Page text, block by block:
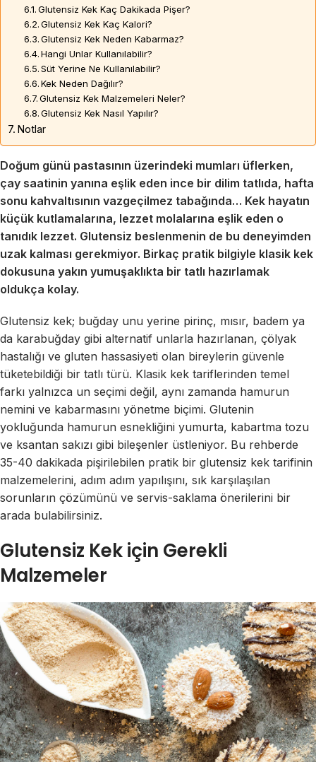
Glutensiz Kek Kaç Dakikada Pişer?
Glutensiz Kek Kaç Kalori?
Glutensiz Kek Neden Kabarmaz?
Hangi Unlar Kullanılabilir?
Süt Yerine Ne Kullanılabilir?
Kek Neden Dağılır?
Glutensiz Kek Malzemeleri Neler?
Glutensiz Kek Nasıl Yapılır?
Notlar
Doğum günü pastasının üzerindeki mumları üflerken,
çay saatinin yanına eşlik eden ince bir dilim tatlıda, hafta
sonu kahvaltısının vazgeçilmez tabağında… Kek hayatın
küçük kutlamalarına, lezzet molalarına eşlik eden o
tanıdık lezzet. Glutensiz beslenmenin de bu deneyimden
uzak kalması gerekmiyor. Birkaç pratik bilgiyle klasik kek
dokusuna yakın yumuşaklıkta bir tatlı hazırlamak
oldukça kolay.
Glutensiz kek; buğday unu yerine pirinç, mısır, badem ya
da karabuğday gibi alternatif unlarla hazırlanan, çölyak
hastalığı ve gluten hassasiyeti olan bireylerin güvenle
tüketebildiği bir tatlı türü. Klasik kek tariflerinden temel
farkı yalnızca un seçimi değil, aynı zamanda hamurun
nemini ve kabarmasını yönetme biçimi. Glutenin
yokluğunda hamurun esnekliğini yumurta, kabartma tozu
ve ksantan sakızı gibi bileşenler üstleniyor. Bu rehberde
35-40 dakikada pişirilebilen pratik bir glutensiz kek tarifinin
malzemelerini, adım adım yapılışını, sık karşılaşılan
sorunların çözümünü ve servis-saklama önerilerini bir
arada bulabilirsiniz.
Glutensiz Kek için Gerekli
Malzemeler